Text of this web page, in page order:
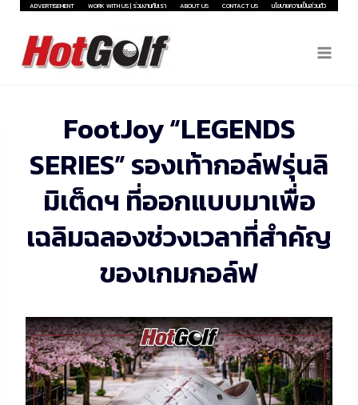
Skip
content
ADVERTISEMENT WORK WITH US | ร่วมงานกับเรา ABOUT US CONTACT US นโยบายความเป็นส่วนตัว
FootJoy “LEGENDS
SERIES” รองเท้ากอล์ฟรุ่นลิ
มิเต็ดฯ ที่ออกแบบมาเพื่อ
เฉลิมฉลองช่วงเวลาที่สำคัญ
ของเกมกอล์ฟ